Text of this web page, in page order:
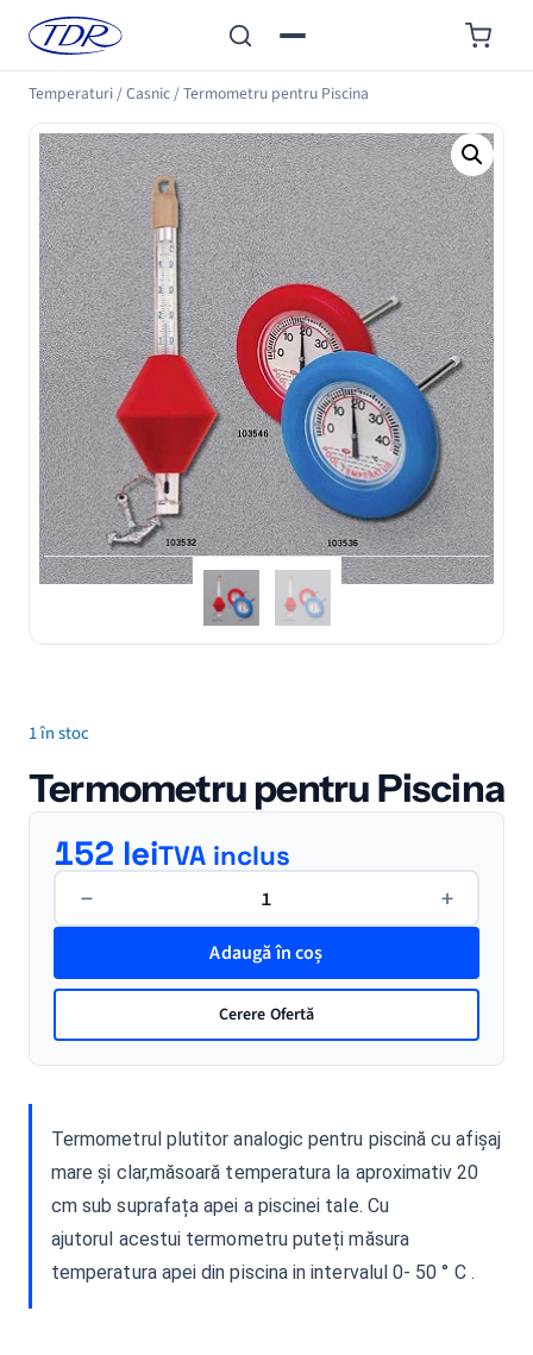
Temperaturi/Casnic/Termometru pentru Piscina
Termometru pentru Piscina
Termometrul plutitor analogic pentru piscină cu afișaj
mare și clar,măsoară temperatura la aproximativ 20
cm sub suprafața apei a piscinei tale. Cu
ajutorul acestui termometru puteți măsura
temperatura apei din piscina in intervalul 0- 50 ° C .
1 în stoc
152 leiTVA inclus
−
Cantitate
Termometru
Piscina
+
Adaugă în coș
Cerere Ofertă